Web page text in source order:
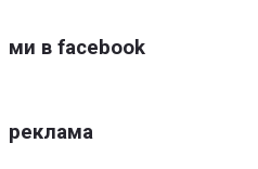
ми в facebook
реклама